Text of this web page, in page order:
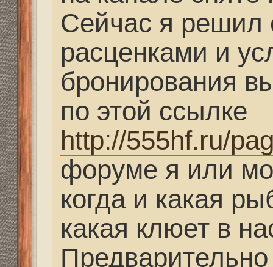
http://555hf.ru/pages/
форуме я или мои
когда и какая рыба
какая клюет в
Предварительно
можно по телефону
Полностью бронь
оплаты. Если в
оплаты не
Несколько
были пойманы